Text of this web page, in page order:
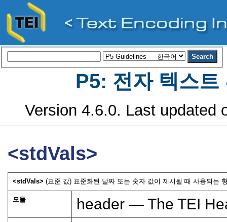
P5: 전자 텍스트
Version 4.6.0. Last updated
<stdVals>
<stdVals>(표준 값) 표준화된 날짜 또는 숫자 값이 제시될 때 사용되는
모듈 header — The TEI